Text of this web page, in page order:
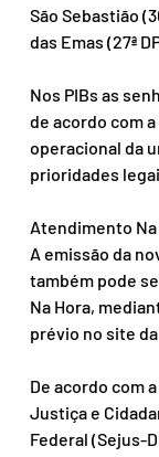
São Sebastião
das Emas (27ª
Nos PIBs as
de acordo com
operacional da
prioridades
Atendimento Na
A emissão da
também pode
Na Hora,
prévio no site da
De acordo com
Justiça e
Federal (Sejus-